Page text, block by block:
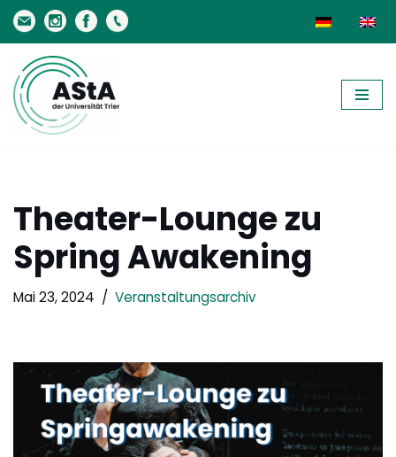
Zum
Inhalt
springen
Theater-Lounge zu
Spring Awakening
Mai 23, 2024 Veranstaltungsarchiv